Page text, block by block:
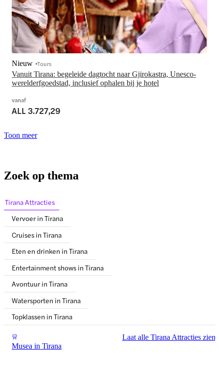
Vanuit Tirana: begeleide dagtocht naar Gjirokastra, Unesco-
werelderfgoedstad, inclusief ophalen bij je hotel
Nieuw Tours
vanaf
ALL 3.727,29
Toon meer
Zoek op thema
Tirana Attracties
Vervoer in Tirana
Cruises in Tirana
Eten en drinken in Tirana
Entertainment shows in Tirana
Avontuur in Tirana
Watersporten in Tirana
Topklassen in Tirana
Musea in Tirana
Laat alle Tirana Attracties zien